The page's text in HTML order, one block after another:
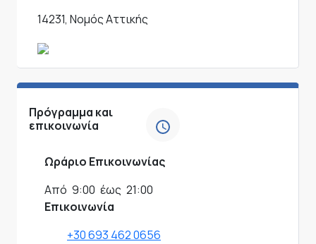
14231, Νομός Αττικής
Πρόγραμμα και
επικοινωνία
Ωράριο Επικοινωνίας
Από 9:00 έως 21:00
Επικοινωνία
+30 693 462 0656